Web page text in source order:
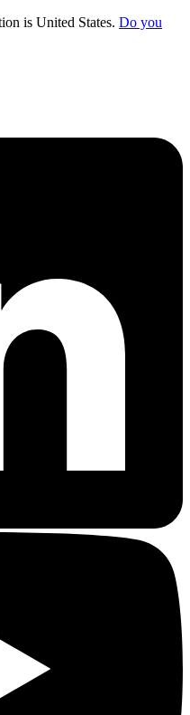
is United States. Do you